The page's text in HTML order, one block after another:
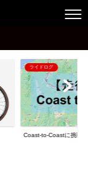
ライドログ
Coast-to-Coastに挑戦！